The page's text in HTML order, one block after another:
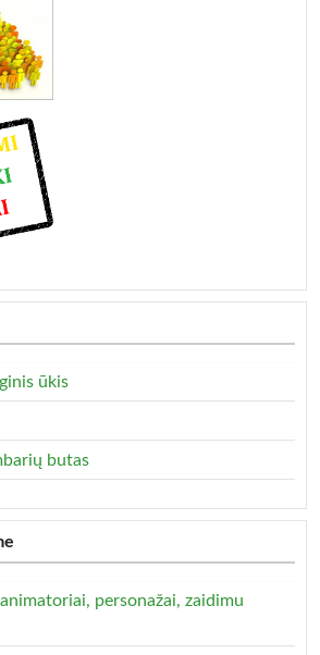
ūkis
butas
personažai, zaidimu